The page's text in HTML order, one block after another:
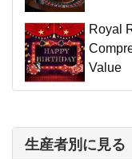
Royal
Value
生産者別に見る